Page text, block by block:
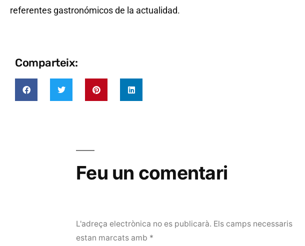
referentes gastronómicos de la actualidad.
Comparteix:
Feu un comentari
L'adreça electrònica no es publicarà. Els camps necessaris
estan marcats amb *